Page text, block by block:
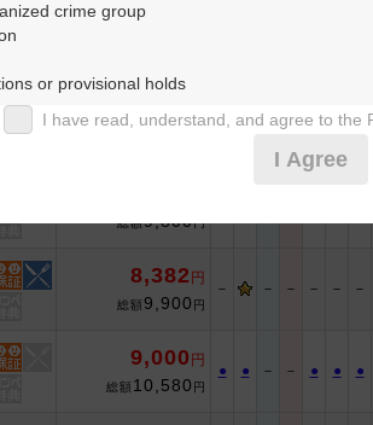
8,200円
－ － －
総額9,800円
8,382 円
総額 9,900 円
－ － － － － －
9,000 円
総額 10,580 円
● ● － － ● ● ●
crime group
or provisional holds
during play (e.g., delaying play, ignoring
I have read, understand, and agree to the
I Agree